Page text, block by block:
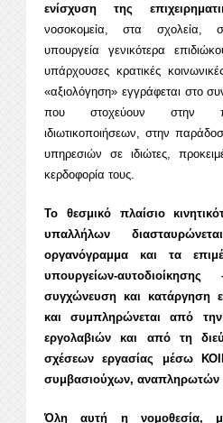
ενίσχυση της
νοσοκομεία, στα σχολεία,
υπουργεία γενικότερα
υπάρχουσες κρατικές
«αξιολόγηση» εγγράφεται στο
που στοχεύουν στην
ιδιωτικοποιήσεων, στην
υπηρεσιών σε ιδιώτες,
κερδοφορία τους.
Το θεσμικό πλαίσιο
υπαλλήλων
οργανόγραμμα και τα
υπουργείων-
συγχώνευση και κατάργηση
και συμπληρώνεται από
εργολαβιών και από τη
σχέσεων εργασίας μέσω
συμβασιούχων, αναπληρωτών
Όλη αυτή η νομοθεσία,